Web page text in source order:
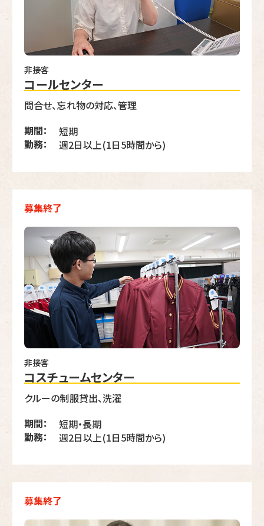
非接客
コールセンター
問合せ、忘れ物の対応、管理
期間：
勤務：
短期
週2日以上(1日5時間から)
募集終了
非接客
コスチュームセンター
クルーの制服貸出、洗濯
期間：
勤務：
短期・長期
週2日以上(1日5時間から)
募集終了